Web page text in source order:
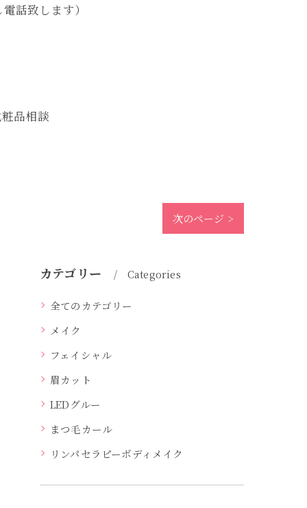
話致します）
品相談
次のページ >
カテゴリー Categories
全てのカテゴリー
メイク
フェイシャル
眉カット
LEDグルー
まつ毛カール
リンパセラピーボディメイク